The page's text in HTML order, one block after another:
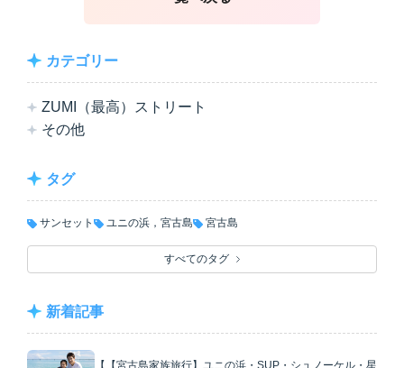
カテゴリー
ZUMI（最高）ストリート
その他
タグ
サンセット ユニの浜，宮古島 宮古島
すべてのタグ
新着記事